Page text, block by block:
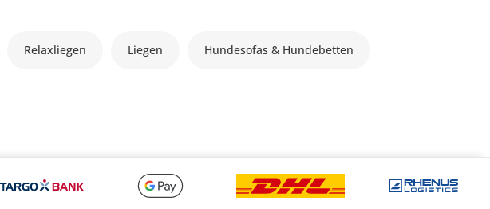
Relaxliegen Liegen Hundesofas & Hundebetten